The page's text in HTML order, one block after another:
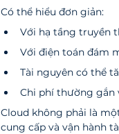
Có thể hiểu đơn giản:
Với hạ tầng truyền
Với điện toán đám
Tài nguyên có thể
Chi phí thường gắn
Cloud không phải là
cung cấp và vận hành